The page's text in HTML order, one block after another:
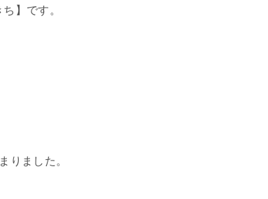
】です。
りました。